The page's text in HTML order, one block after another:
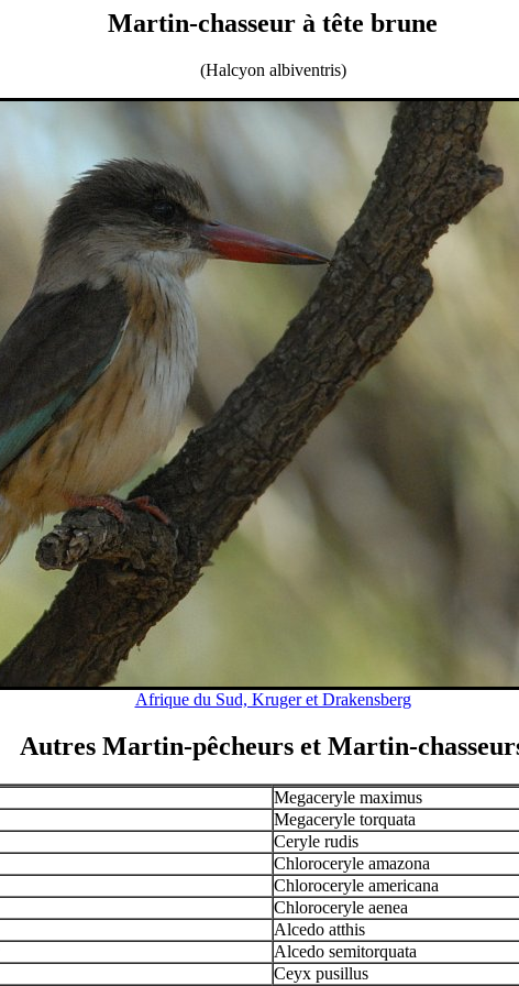
Martin-chasseur à tête brune
(Halcyon albiventris)
Afrique du Sud, Kruger et Drakensberg
Autres Martin-pêcheurs et Martin-
Megaceryle maximus
Megaceryle torquata
Ceryle rudis
Chloroceryle amazona
Chloroceryle americana
Chloroceryle aenea
Alcedo atthis
Alcedo semitorquata
Ceyx pusillus